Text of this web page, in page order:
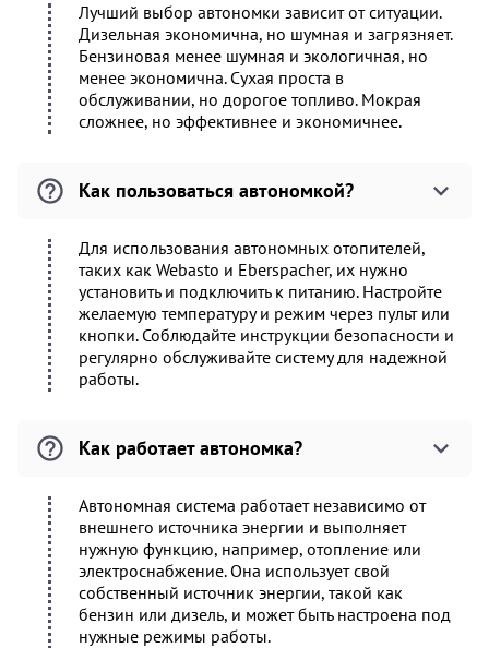
Лучший выбор автономки зависит от ситуации.
Дизельная экономична, но шумная и загрязняет.
Бензиновая менее шумная и экологичная, но
менее экономична. Сухая проста в
обслуживании, но дорогое топливо. Мокрая
сложнее, но эффективнее и экономичнее.
Как пользоваться автономкой?
Для использования автономных отопителей,
таких как Webasto и Eberspacher, их нужно
установить и подключить к питанию. Настройте
желаемую температуру и режим через пульт или
кнопки. Соблюдайте инструкции безопасности и
регулярно обслуживайте систему для надежной
работы.
Как работает автономка?
Автономная система работает независимо от
внешнего источника энергии и выполняет
нужную функцию, например, отопление или
электроснабжение. Она использует свой
собственный источник энергии, такой как
бензин или дизель, и может быть настроена под
нужные режимы работы.